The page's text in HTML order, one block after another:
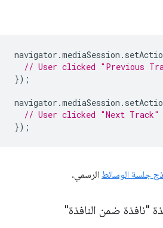
navigator .mediaSession .
// User clicked "Previous
});
navigator .mediaSession .
// User clicked "Next Track"
});
جلسة الوسائط الرسمي.
"نافذة ضمن النافذة"